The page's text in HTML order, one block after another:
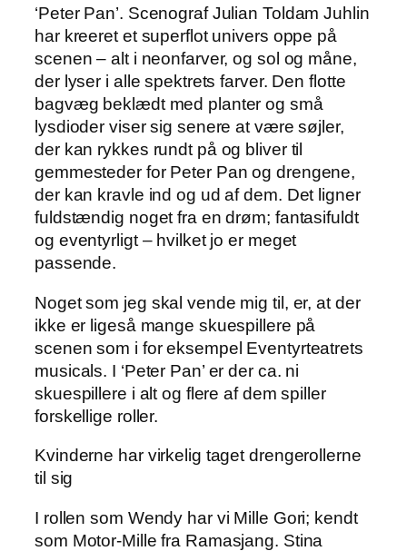
‘Peter Pan’. Scenograf Julian Toldam Juhlin
har kreeret et superflot univers oppe på
scenen – alt i neonfarver, og sol og måne,
der lyser i alle spektrets farver. Den flotte
bagvæg beklædt med planter og små
lysdioder viser sig senere at være søjler,
der kan rykkes rundt på og bliver til
gemmesteder for Peter Pan og drengene,
der kan kravle ind og ud af dem. Det ligner
fuldstændig noget fra en drøm; fantasifuldt
og eventyrligt – hvilket jo er meget
passende.
Noget som jeg skal vende mig til, er, at der
ikke er ligeså mange skuespillere på
scenen som i for eksempel Eventyrteatrets
musicals. I ‘Peter Pan’ er der ca. ni
skuespillere i alt og flere af dem spiller
forskellige roller.
Kvinderne har virkelig taget drengerollerne
til sig
I rollen som Wendy har vi Mille Gori; kendt
som Motor-Mille fra Ramasjang. Stina